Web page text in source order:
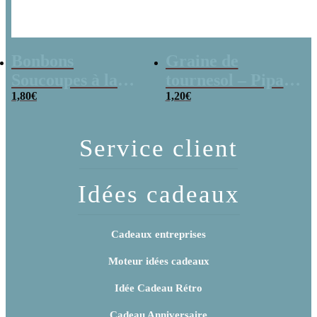
poudre (x20)
1,80€
x 3
1,20€
Service client
Idées cadeaux
Cadeaux entreprises
Moteur idées cadeaux
Idée Cadeau Rétro
Cadeau Anniversaire